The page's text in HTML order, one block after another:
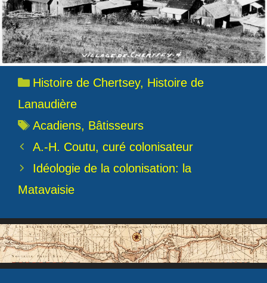
Catégories
Histoire de Chertsey, Histoire de
Lanaudière
Étiquettes
Acadiens, Bâtisseurs
A.-H. Coutu, curé colonisateur
Idéologie de la colonisation: la
Matavaisie